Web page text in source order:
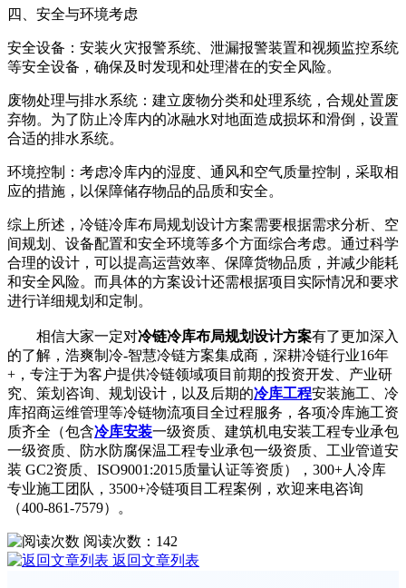
四、安全与环境考虑
安全设备：安装火灾报警系统、泄漏报警装置和视频监控系统
等安全设备，确保及时发现和处理潜在的安全风险。
废物处理与排水系统：建立废物分类和处理系统，合规处置废
弃物。为了防止冷库内的冰融水对地面造成损坏和滑倒，设置
合适的排水系统。
环境控制：考虑冷库内的湿度、通风和空气质量控制，采取相
应的措施，以保障储存物品的品质和安全。
综上所述，冷链冷库布局规划设计方案需要根据需求分析、空
间规划、设备配置和安全环境等多个方面综合考虑。通过科学
合理的设计，可以提高运营效率、保障货物品质，并减少能耗
和安全风险。而具体的方案设计还需根据项目实际情况和要求
进行详细规划和定制。
相信大家一定对冷链冷库布局规划设计方案有了更加深入
的了解，浩爽制冷-智慧冷链方案集成商，深耕冷链行业16年
+，专注于为客户提供冷链领域项目前期的投资开发、产业研
究、策划咨询、规划设计，以及后期的冷库工程安装施工、冷
库招商运维管理等冷链物流项目全过程服务，各项冷库施工资
质齐全（包含冷库安装一级资质、建筑机电安装工程专业承包
一级资质、防水防腐保温工程专业承包一级资质、工业管道安
装 GC2资质、ISO9001:2015质量认证等资质），300+人冷库
专业施工团队，3500+冷链项目工程案例，欢迎来电咨询
（400-861-7579）。
阅读次数： 142
返回文章列表